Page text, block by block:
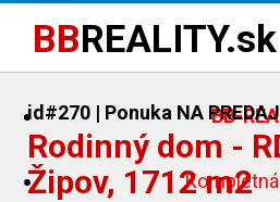
BBREALITY.sk
BB-
id#270 | Ponuka NA PREDAJ
Rodinný dom -
Žipov, 1712 m2